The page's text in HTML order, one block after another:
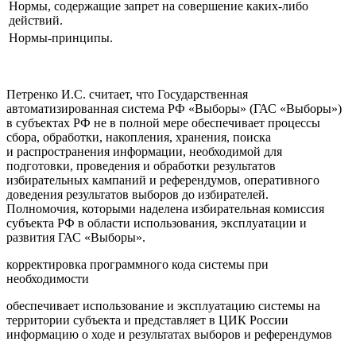
Нормы, содержащие запрет на совершение каких-либо
действий.
Нормы-принципы.
Петренко И.С. считает, что Государственная
автоматизированная система РФ «Выборы» (ГАС «Выборы»)
в субъектах РФ не в полной мере обеспечивает процессы
сбора, обработки, накопления, хранения, поиска
и распространения информации, необходимой для
подготовки, проведения и обработки результатов
избирательных кампаний и референдумов, оперативного
доведения результатов выборов до избирателей.
Полномочия, которыми наделена избирательная комиссия
субъекта РФ в области использования, эксплуатации и
развития ГАС «Выборы».
корректировка программного кода системы при
необходимости
обеспечивает использование и эксплуатацию системы на
территории субъекта и представляет в ЦИК России
информацию о ходе и результатах выборов и референдумов